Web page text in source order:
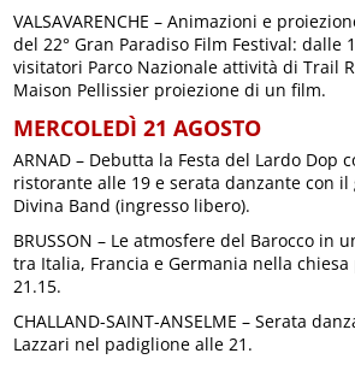
VALSAVARENCHE – Animazioni e
del 22° Gran Paradiso Film Festival: dalle
visitatori Parco Nazionale attività di Trail
Maison Pellissier proiezione di un film.
MERCOLEDÌ 21 AGOSTO
ARNAD – Debutta la Festa del Lardo Dop
ristorante alle 19 e serata danzante con
Divina Band (ingresso libero).
BRUSSON – Le atmosfere del Barocco in
tra Italia, Francia e Germania nella
21.15.
CHALLAND-SAINT-ANSELME – Serata
Lazzari nel padiglione alle 21.